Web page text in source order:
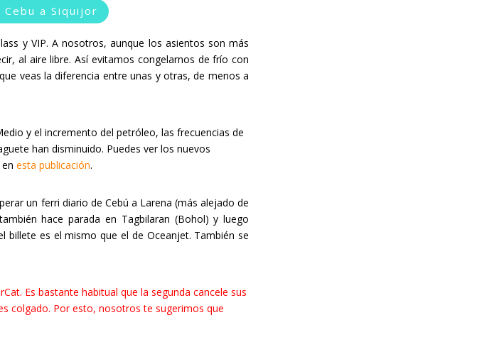
a Siquijor
y VIP. A nosotros, aunque los asientos son más
al aire libre. Así evitamos congelarnos de frío con
veas la diferencia entre unas y otras, de menos a
y el incremento del petróleo, las frecuencias de
han disminuido. Puedes ver los nuevos
esta publicación.
un ferri diario de Cebú a Larena (más alejado de
hace parada en Tagbilaran (Bohol) y luego
billete es el mismo que el de Oceanjet. También se
Es bastante habitual que la segunda cancele sus
colgado. Por esto, nosotros te sugerimos que